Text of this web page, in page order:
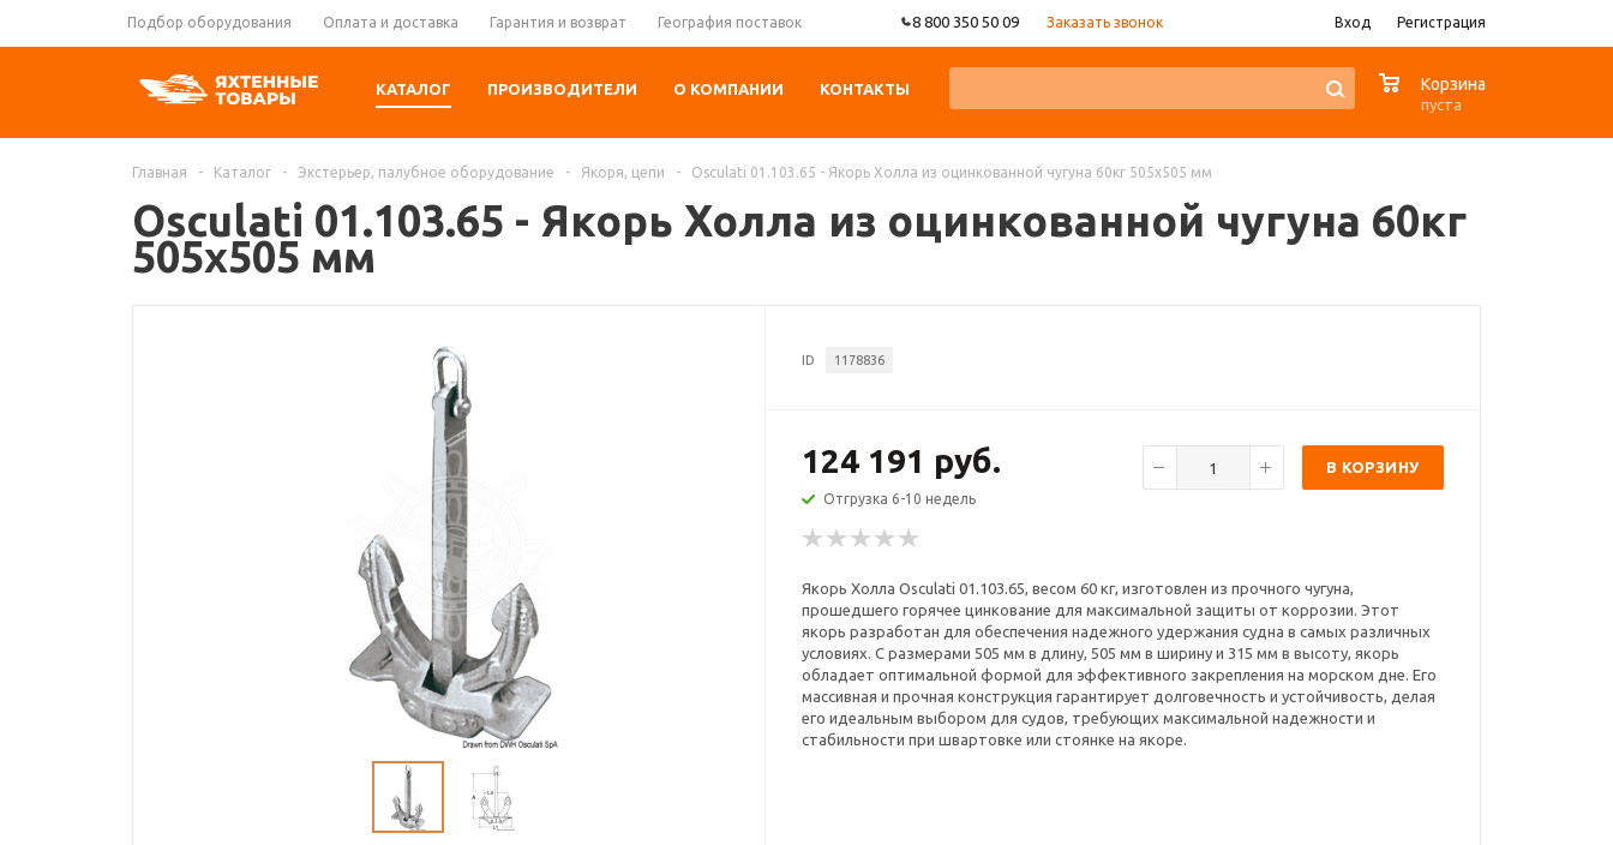
Подбор оборудования Оплата и доставка Гарантия и возврат География поставок 8 800 350 50 09 Заказать звонок Вход Регистрация
КАТАЛОГ ПРОИЗВОДИТЕЛИ О КОМПАНИИ КОНТАКТЫ Корзина
пуста
Главная - Каталог - Экстерьер, палубное оборудование - Якоря, цепи - Osculati 01.103.65 - Якорь Холла из оцинкованной чугуна 60кг 505x505 мм
Osculati 01.103.65 - Якорь Холла из оцинкованной чугуна 60кг
505x505 мм
ID 1178836
124 191 руб.
Отгрузка 6-10 недель
В КОРЗИНУ
Якорь Холла Osculati 01.103.65, весом 60 кг, изготовлен из прочного чугуна,
прошедшего горячее цинкование для максимальной защиты от коррозии. Этот
якорь разработан для обеспечения надежного удержания судна в самых различных
условиях. С размерами 505 мм в длину, 505 мм в ширину и 315 мм в высоту, якорь
обладает оптимальной формой для эффективного закрепления на морском дне. Его
массивная и прочная конструкция гарантирует долговечность и устойчивость, делая
его идеальным выбором для судов, требующих максимальной надежности и
стабильности при швартовке или стоянке на якоре.